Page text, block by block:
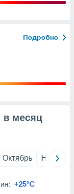
Подробно
в месяц
Октябрь Ноябрь
+25°C